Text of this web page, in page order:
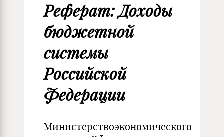
Реферат: Доходы
бюджетной
системы
Российской
Федерации
Министерствоэкономического